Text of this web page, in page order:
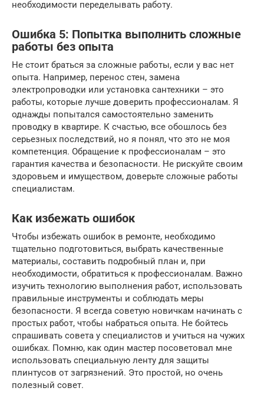
необходимости переделывать работу.
Ошибка 5: Попытка выполнить сложные
работы без опыта
Не стоит браться за сложные работы, если у вас нет
опыта. Например, перенос стен, замена
электропроводки или установка сантехники – это
работы, которые лучше доверить профессионалам. Я
однажды попытался самостоятельно заменить
проводку в квартире. К счастью, все обошлось без
серьезных последствий, но я понял, что это не моя
компетенция. Обращение к профессионалам – это
гарантия качества и безопасности. Не рискуйте своим
здоровьем и имуществом, доверьте сложные работы
специалистам.
Как избежать ошибок
Чтобы избежать ошибок в ремонте, необходимо
тщательно подготовиться, выбрать качественные
материалы, составить подробный план и, при
необходимости, обратиться к профессионалам. Важно
изучить технологию выполнения работ, использовать
правильные инструменты и соблюдать меры
безопасности. Я всегда советую новичкам начинать с
простых работ, чтобы набраться опыта. Не бойтесь
спрашивать совета у специалистов и учиться на чужих
ошибках. Помню, как один мастер посоветовал мне
использовать специальную ленту для защиты
плинтусов от загрязнений. Это простой, но очень
полезный совет.